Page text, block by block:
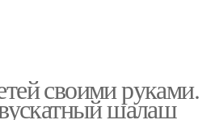
своими руками.
шалаш